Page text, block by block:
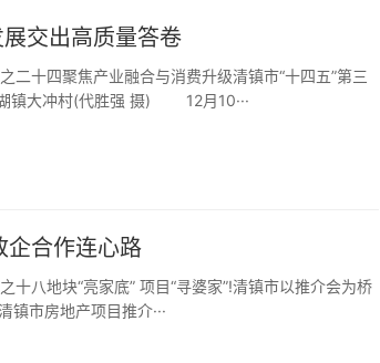
交出高质量答卷
二十四聚焦产业融合与消费升级清镇市“十四五”第三
镇大冲村(代胜强 摄) 12月10···
企合作连心路
十八地块“亮家底” 项目“寻婆家”!清镇市以推介会为桥
市房地产项目推介···